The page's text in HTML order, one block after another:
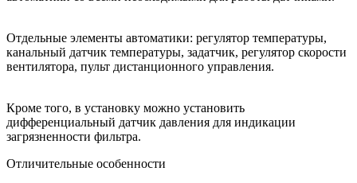
Отдельные элементы автоматики: регулятор температуры,
канальный датчик температуры, задатчик, регулятор скорости
вентилятора, пульт дистанционного управления.
Кроме того, в установку можно установить
дифференциальный датчик давления для индикации
загрязненности фильтра.
Отличительные особенности